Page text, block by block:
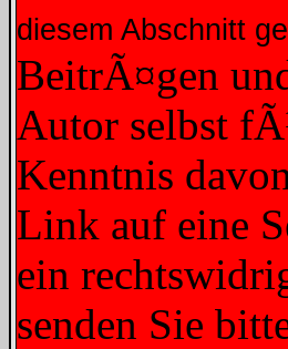
diesem Abschnitt
BeitrÃ¤gen
Autor selbst
Kenntnis
Link auf eine
ein
senden Sie